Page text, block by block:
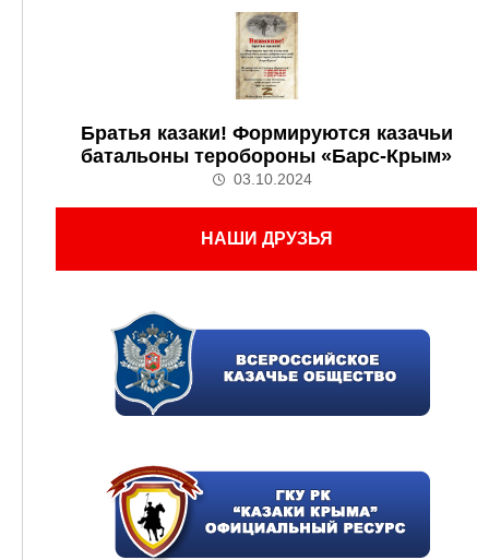
Братья казаки! Формируются казачьи
батальоны теробороны «Барс-Крым»
03.10.2024
НАШИ ДРУЗЬЯ